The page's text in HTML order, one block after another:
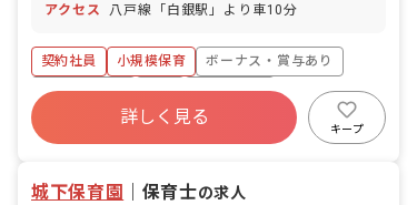
アクセス
八戸線「白銀駅」より車10分
契約社員 小規模保育
ボーナス・賞与あり
社会保険完備
有給
残業少なめ
産休育休制度
社会福祉法人
車通勤可
詳しく見る
キープ
城下保育園 保育士の求人